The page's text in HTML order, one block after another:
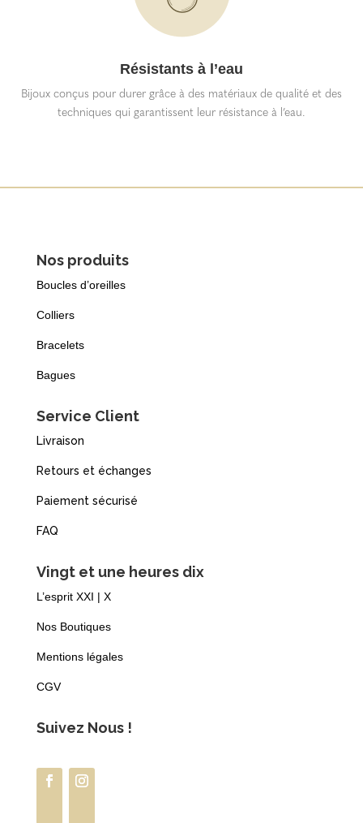
Résistants à l’eau
Bijoux conçus pour durer grâce à des matériaux de qualité et des
techniques qui garantissent leur résistance à l’eau.
Nos produits
Boucles d’oreilles
Colliers
Bracelets
Bagues
Service Client
Livraison
Retours et échanges
Paiement sécurisé
FAQ
Vingt et une heures dix
L’esprit XXI | X
Nos Boutiques
Mentions légales
CGV
Suivez Nous !